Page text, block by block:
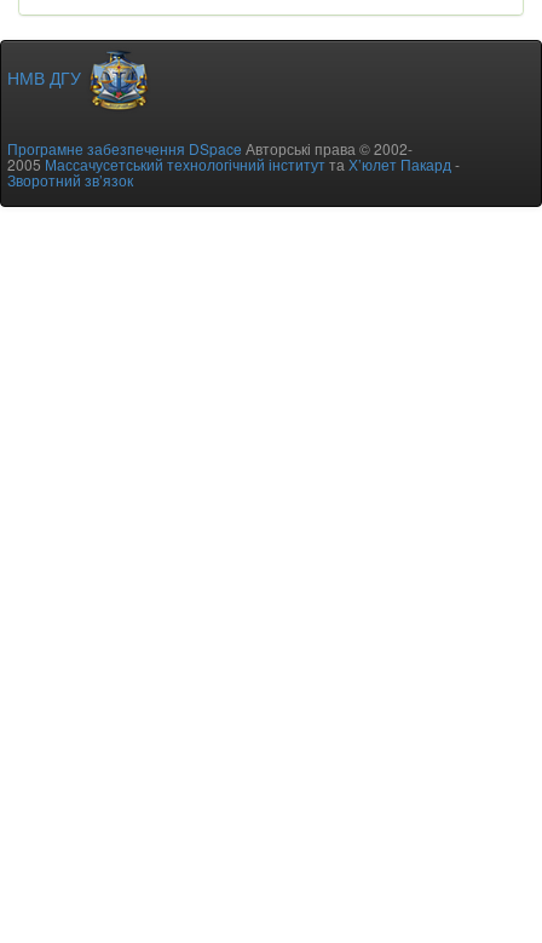
НМВ ДГУ
Програмне забезпечення DSpace Авторські права © 2002-
2005Массачусетський технологічний інститутта Х’юлет Пакард -
Зворотний зв’язок